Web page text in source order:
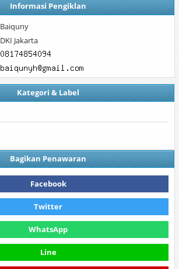
Informasi Pengiklan
Baiquny
DKI Jakarta
Kategori & Label
Bagikan Penawaran
Facebook
Twitter
WhatsApp
Line